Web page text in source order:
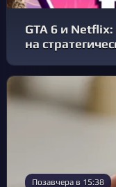
GTA 6 и
на
Позавчера в 15:38